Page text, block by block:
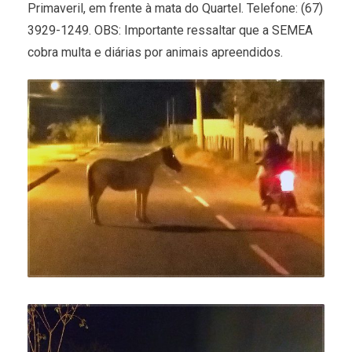
Primaveril, em frente à mata do Quartel. Telefone: (67)
3929-1249. OBS: Importante ressaltar que a SEMEA
cobra multa e diárias por animais apreendidos.